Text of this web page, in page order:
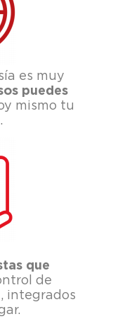
es muy
puedes
mismo tu
que
de
integrados